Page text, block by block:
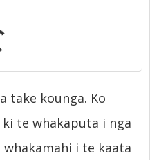
take kounga. Ko
te whakaputa i nga
i te kaata